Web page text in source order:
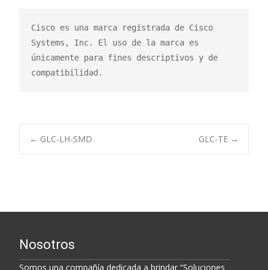
Cisco es una marca registrada de Cisco
Systems, Inc. El uso de la marca es
únicamente para fines descriptivos y de
compatibilidad.
Post
← GLC-LH-SMD GLC-TE →
Nosotros
Somos una compañía dedicada a brindar “Soluciones